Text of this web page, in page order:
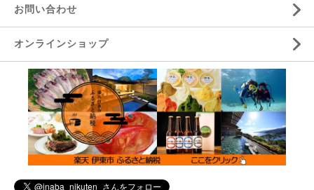
お問い合わせ
オンラインショップ